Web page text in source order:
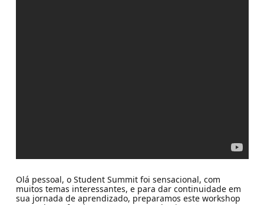
Olá pessoal, o Student Summit foi sensacional, com
muitos temas interessantes, e para dar continuidade em
sua jornada de aprendizado, preparamos este workshop